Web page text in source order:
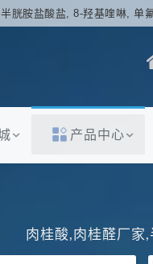
胱胺盐酸盐, 8-羟基喹啉, 单
产品中心
肉桂酸,肉桂醛厂家